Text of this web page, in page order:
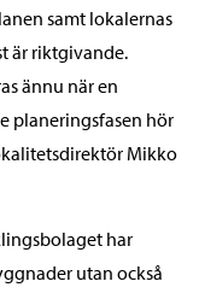
samt lokalernas
är riktgivande.
ännu när en
planeringsfasen hör
Mikko
har
utan också